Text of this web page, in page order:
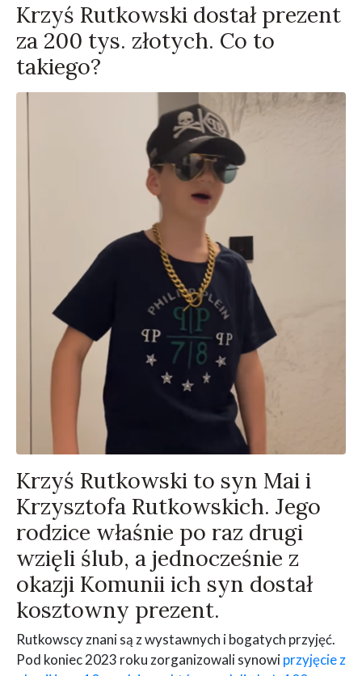
Krzyś Rutkowski dostał prezent
za 200 tys. złotych. Co to
takiego?
Krzyś Rutkowski to syn Mai i
Krzysztofa Rutkowskich. Jego
rodzice właśnie po raz drugi
wzięli ślub, a jednocześnie z
okazji Komunii ich syn dostał
kosztowny prezent.
Rutkowscy znani są z wystawnych i bogatych przyjęć.
Pod koniec 2023 roku zorganizowali synowiprzyjęcie z